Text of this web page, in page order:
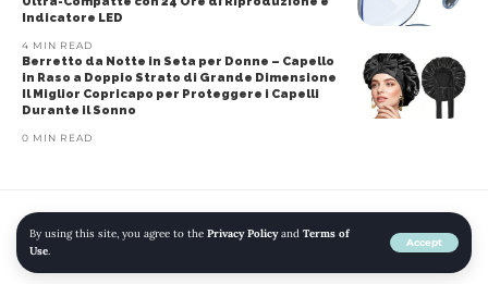
By using this site, you agree to the Privacy Policyand Terms of
Use.
Accept
Indicatore LED
4 MIN READ
Berretto da Notte in Seta per Donne – Capello
in Raso a Doppio Strato di Grande Dimensione
Il Miglior Copricapo per Proteggere i Capelli
Durante il Sonno
0 MIN READ
Home» Blog »Silikomart Miss Hot Presina, Materiale Sintetico, Rosso,
17.5×17.5×1.3 cm